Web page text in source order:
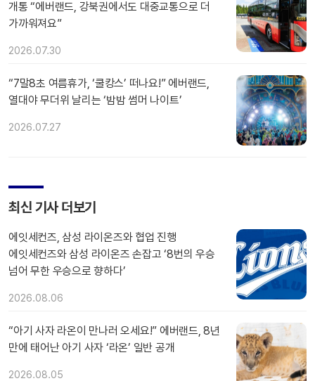
개통 “에버랜드, 강북권에서도 대중교통으로 더
가까워져요”
2026.07.30
“7말8초 여름휴가, ‘쿨캉스’ 떠나요!” 에버랜드,
열대야 무더위 날리는 ‘밤밤 썸머 나이트’
2026.07.27
최신 기사 더보기
에잇세컨즈, 삼성 라이온즈와 협업 진행
에잇세컨즈와 삼성 라이온즈 손잡고 ‘8번의 우승
넘어 무한 우승으로 향하다’
2026.08.06
“아기 사자 라온이 만나러 오세요!” 에버랜드, 8년
만에 태어난 아기 사자 ‘라온’ 일반 공개
2026.08.05